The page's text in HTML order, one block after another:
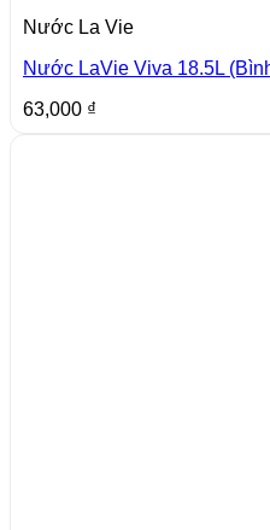
Nước La Vie
Nước LaVie Viva 18.5L
63,000 ₫